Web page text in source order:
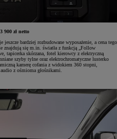
900 zł netto
bardziej rozbudowane wyposażenie, a cena tego
znajdują się m.in. światła z funkcją „Follow
tapicerka skórzana, fotel kierowcy z elektryczną
szyby tylne oraz elektrochromatyczne lusterko
kamerę cofania z widokiem 360 stopni,
z ośmioma głośnikami.